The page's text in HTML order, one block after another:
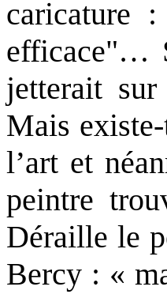
caricature
efficace"…
jetterait
Mais
l’art et
peintre
Déraille le
Bercy : «